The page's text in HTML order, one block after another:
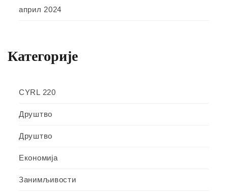
април 2024
Категорије
CYRL 220
Друштво
Друштво
Економија
Занимљивости